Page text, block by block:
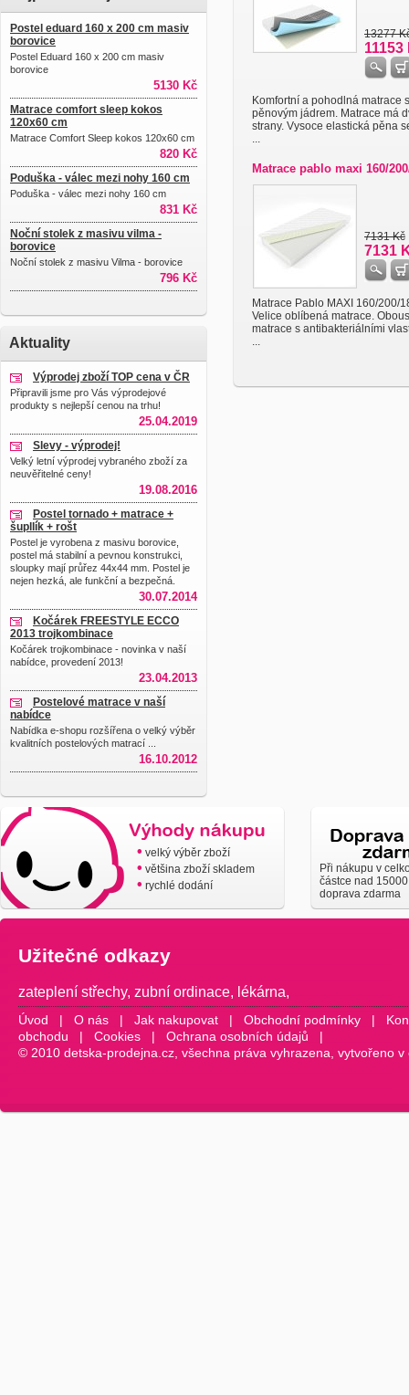
Postel eduard 160 x 200 cm masiv
borovice
Postel Eduard 160 x 200 cm masiv
borovice
5130 Kč
Matrace comfort sleep kokos
120x60 cm
Matrace Comfort Sleep kokos 120x60 cm
820 Kč
Poduška - válec mezi nohy 160 cm
Poduška - válec mezi nohy 160 cm
831 Kč
Noční stolek z masivu vilma -
borovice
Noční stolek z masivu Vilma - borovice
796 Kč
Aktuality
Výprodej zboží TOP cena v ČR
Připravili jsme pro Vás výprodejové
produkty s nejlepší cenou na trhu!
25.04.2019
Slevy - výprodej!
Velký letní výprodej vybraného zboží za
neuvěřitelné ceny!
19.08.2016
Postel tornado + matrace +
šupllík + rošt
Postel je vyrobena z masivu borovice,
postel má stabilní a pevnou konstrukci,
sloupky mají průřez 44x44 mm. Postel je
nejen hezká, ale funkční a bezpečná.
30.07.2014
Kočárek FREESTYLE ECCO
2013 trojkombinace
Kočárek trojkombinace - novinka v naší
nabídce, provedení 2013!
23.04.2013
Postelové matrace v naší
nabídce
Nabídka e-shopu rozšířena o velký výběr
kvalitních postelových matrací ...
16.10.2012
13277
11153
Komfortní a pohodlná matrace s
pěnovým jádrem. Matrace má
strany. Vysoce elastická pěna
...
Matrace pablo maxi 160/
7131 Kč
7131
Matrace Pablo MAXI 160/200/
Velice oblíbená matrace.
matrace s antibakteriálními
...
• velký výběr zboží
• většina zboží skladem
• rychlé dodání
Při nákupu v
částce nad
doprava zdarma
Užitečné odkazy
zateplení střechy, zubní ordinace, lékárna,
Úvod | O nás | Jak nakupovat | Obchodní podmínky |
obchodu | Cookies | Ochrana osobních údajů |
© 2010 detska-prodejna.cz, všechna práva vyhrazena, vytvořeno v